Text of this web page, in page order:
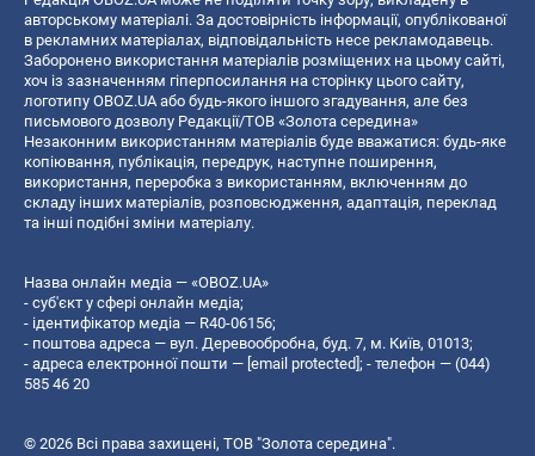
авторському матеріалі. За достовірність інформації, опублікованої
в рекламних матеріалах, відповідальність несе рекламодавець.
Заборонено використання матеріалів розміщених на цьому сайті,
хоч із зазначенням гіперпосилання на сторінку цього сайту,
логотипу OBOZ.UA або будь-якого іншого згадування, але без
письмового дозволу Редакції/ТОВ «Золота середина»
Незаконним використанням матеріалів буде вважатися: будь-яке
копiювання, публiкацiя, передрук, наступне поширення,
використання, переробка з використанням, включенням до
складу інших матеріалів, розповсюдження, адаптація, переклад
та інші подібні зміни матеріалу.
Назва онлайн медіа — «OBOZ.UA»
- суб'єкт у сфері онлайн медіа;
- ідентифікатор медіа — R40-06156;
- поштова адреса — вул. Деревообробна, буд. 7, м. Київ, 01013;
- адреса електронної пошти — [email protected]; - телефон — (044)
585 46 20
© 2026 Всі права захищені, ТОВ "Золота середина".